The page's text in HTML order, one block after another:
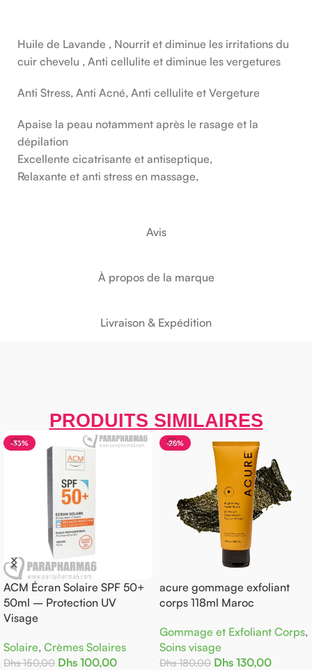
Avis
À propos de la marque
Livraison & Expédition
Huile de Lavande , Nourrit et diminue les irritations du
cuir chevelu , Anti cellulite et diminue les vergetures
Anti Stress, Anti Acné, Anti cellulite et Vergeture
Apaise la peau notamment après le rasage et la
dépilation
Excellente cicatrisante et antiseptique,
Relaxante et anti stress en massage,
PRODUITS SIMILAIRES
-33%
Écran Solaire SPF 50+
– Protection UV
,Crèmes Solaires
150,00 Dhs100,00
-28%
acure gommage exfoliant
corps 118ml Maroc
Gommage et Exfoliant Corps,
Soins visage
Dhs180,00 Dhs130,00